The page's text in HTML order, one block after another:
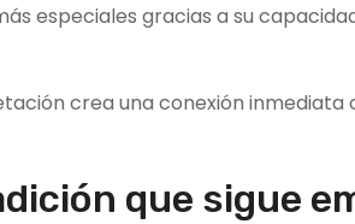
especiales gracias a su
crea una conexión inmediata
que sigue